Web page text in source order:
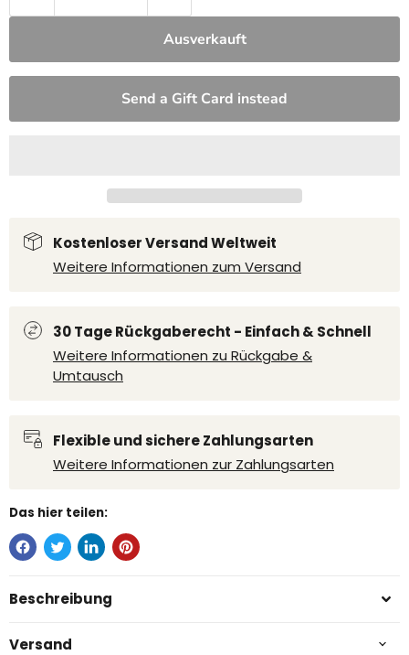
Ausverkauft
Send a Gift Card instead
Kostenloser Versand Weltweit
Weitere Informationen zum Versand
30 Tage Rückgaberecht - Einfach & Schnell
Weitere Informationen zu Rückgabe &
Umtausch
Flexible und sichere Zahlungsarten
Weitere Informationen zur Zahlungsarten
Das hier teilen:
Beschreibung
Versand